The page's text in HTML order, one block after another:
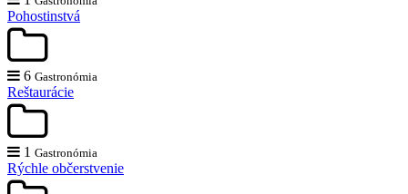
Pohostinstvá
6 Gastronómia
Reštaurácie
1 Gastronómia
Rýchle občerstvenie